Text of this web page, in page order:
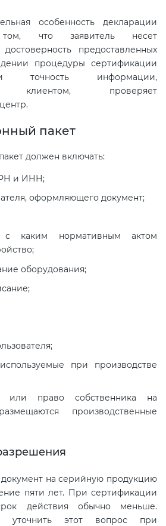
особенность декларации
что заявитель несет
достоверность предоставленных
процедуры сертификации
точность информации,
клиентом, проверяет
пакет
должен включать:
и ИНН;
оформляющего документ;
с каким нормативным актом
оборудования;
при производстве
или право собственника на
производственные
на серийную продукцию
пяти лет. При сертификации
действия обычно меньше.
уточнить этот вопрос при